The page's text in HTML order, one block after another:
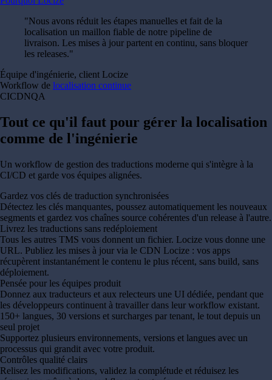
"Nous avons réduit les étapes manuelles et fait de la
localisation un maillon fiable de notre pipeline de
livraison. Les mises à jour partent en continu, sans bloquer
les releases."
Équipe d'ingénierie, client Locize
Workflow de localisation continue
CICDNQA
Tout ce qu'il faut pour gérer la localisation
comme de l'ingénierie
Un workflow de gestion des traductions moderne qui s'intègre à la
CI/CD et garde vos équipes alignées.
Gardez vos clés de traduction synchronisées
Détectez les clés manquantes, poussez automatiquement les nouveaux
segments et gardez vos chaînes source cohérentes d'un release à l'autre.
Livrez les traductions sans redéploiement
Tous les autres TMS vous donnent un fichier. Locize vous donne une
URL. Publiez les mises à jour via le CDN Locize : vos apps
récupèrent instantanément le contenu le plus récent, sans build, sans
déploiement.
Pensée pour les équipes produit
Donnez aux traducteurs et aux relecteurs une UI dédiée, pendant que
les développeurs continuent à travailler dans leur workflow existant.
150+ langues, 30 versions et surcharges par tenant, le tout depuis un
seul projet
Supportez plusieurs environnements, versions et langues avec un
processus qui grandit avec votre produit.
Contrôles qualité clairs
Relisez les modifications, validez la complétude et réduisez les